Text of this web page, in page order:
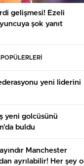
gelişmesi! Ezeli
şok yanıt
yeni liderini
yeni golcüsünü
buldu
Manchester
ayrılabilir! Her şey o